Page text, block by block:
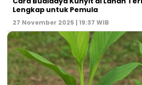
Lengkap untuk Pemula
27 November 2025 | 19:37 WIB